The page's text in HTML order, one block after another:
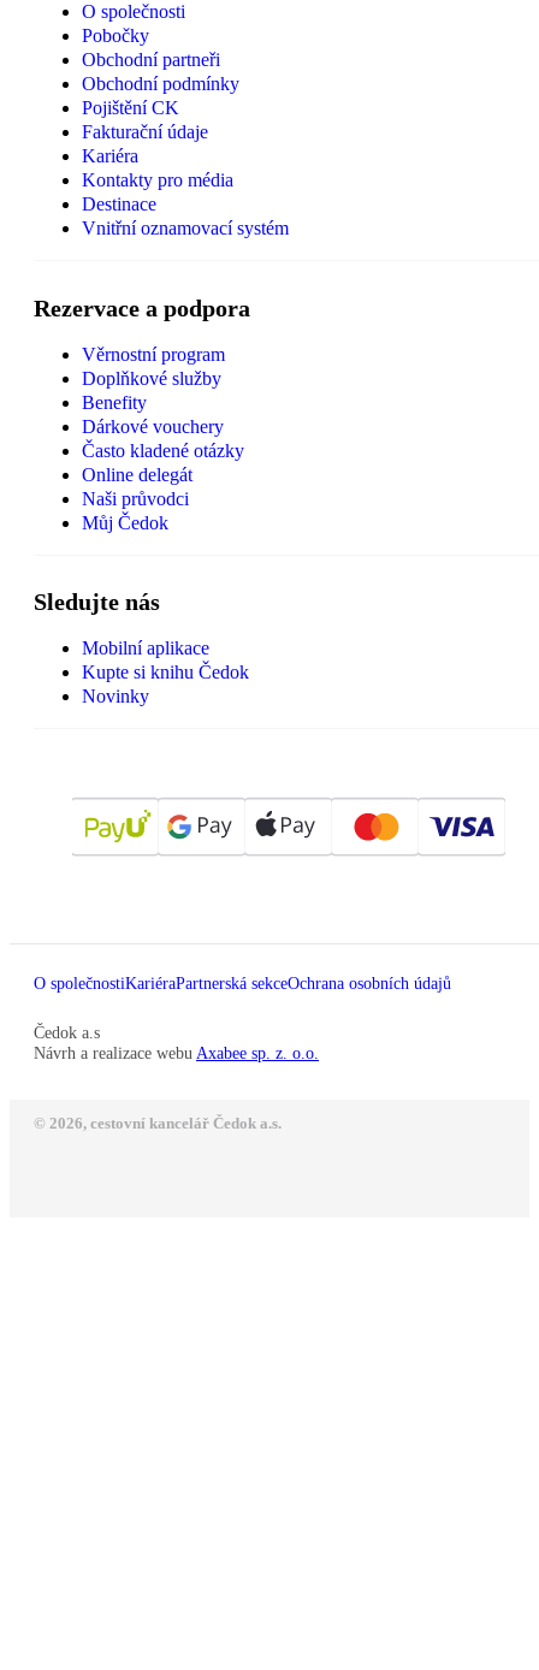
O společnosti
Pobočky
Obchodní partneři
Obchodní podmínky
Pojištění CK
Fakturační údaje
Kariéra
Kontakty pro média
Destinace
Vnitřní oznamovací systém
Rezervace a podpora
Věrnostní program
Doplňkové služby
Benefity
Dárkové vouchery
Často kladené otázky
Online delegát
Naši průvodci
Můj Čedok
Sledujte nás
Mobilní aplikace
Kupte si knihu Čedok
Novinky
O společnostiKariéraPartnerská sekceOchrana osobních údajů
Čedok a.s
Návrh a realizace webu Axabee sp. z. o.o.
© 2026, cestovní kancelář Čedok a.s.